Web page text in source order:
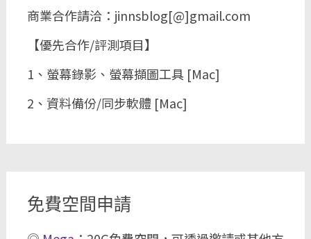
商業合作請洽：jinnsblog[@]gmail.com
【優先合作/評測項目】
1、螢幕錄影、螢幕擷圖工具 [Mac]
2、資料備份/同步軟體 [Mac]
免費空間申請